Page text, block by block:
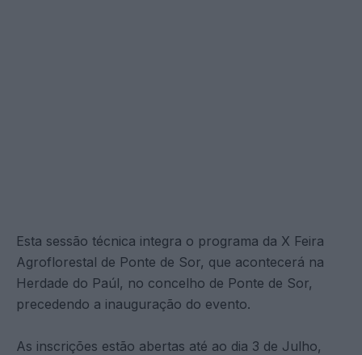
Esta sessão técnica integra o programa da X Feira
Agroflorestal de Ponte de Sor, que acontecerá na
Herdade do Paúl, no concelho de Ponte de Sor,
precedendo a inauguração do evento.
As inscrições estão abertas até ao dia 3 de Julho,